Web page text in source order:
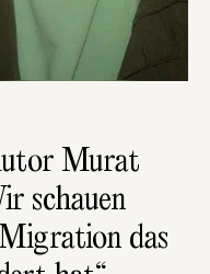
Murat
schauen
das